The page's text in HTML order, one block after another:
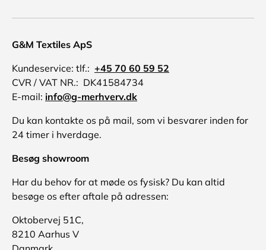
G&M Textiles ApS
Kundeservice: tlf.: +45 70 60 59 52
CVR / VAT NR.: DK41584734
E-mail: info@g-merhverv.dk
Du kan kontakte os på mail, som vi besvarer inden for
24 timer i hverdage.
Besøg showroom
Har du behov for at møde os fysisk? Du kan altid
besøge os efter aftale på adressen:
Oktobervej 51C,
8210 Aarhus V